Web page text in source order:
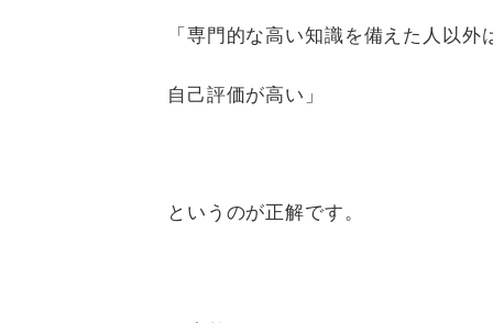
「専門的な高い知識を備えた人以外
自己評価が高い」
というのが正解です。